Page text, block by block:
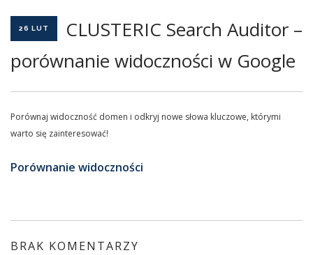
26 LUT
CLUSTERIC Search Auditor –
porównanie widoczności w Google
Porównaj widoczność domen i odkryj nowe słowa kluczowe, którymi
warto się zainteresować!
Porównanie widoczności
BRAK KOMENTARZY